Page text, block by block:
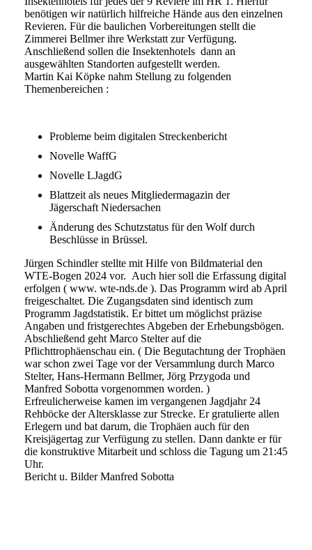
benötigen wir natürlich hilfreiche Hände aus den einzelnen
Revieren. Für die baulichen Vorbereitungen stellt die
Zimmerei Bellmer ihre Werkstatt zur Verfügung.
Anschließend sollen die Insektenhotels dann an
ausgewählten Standorten aufgestellt werden.
Martin Kai Köpke nahm Stellung zu folgenden
Themenbereichen :
Probleme beim digitalen Streckenbericht
Novelle WaffG
Novelle LJagdG
Blattzeit als neues Mitgliedermagazin der
Jägerschaft Niedersachen
Änderung des Schutzstatus für den Wolf durch
Beschlüsse in Brüssel.
Jürgen Schindler stellte mit Hilfe von Bildmaterial den
WTE-Bogen 2024 vor. Auch hier soll die Erfassung digital
erfolgen ( www. wte-nds.de ). Das Programm wird ab April
freigeschaltet. Die Zugangsdaten sind identisch zum
Programm Jagdstatistik. Er bittet um möglichst präzise
Angaben und fristgerechtes Abgeben der Erhebungsbögen.
Abschließend geht Marco Stelter auf die
Pflichttrophäenschau ein. ( Die Begutachtung der Trophäen
war schon zwei Tage vor der Versammlung durch Marco
Stelter, Hans-Hermann Bellmer, Jörg Przygoda und
Manfred Sobotta vorgenommen worden. )
Erfreulicherweise kamen im vergangenen Jagdjahr 24
Rehböcke der Altersklasse zur Strecke. Er gratulierte allen
Erlegern und bat darum, die Trophäen auch für den
Kreisjägertag zur Verfügung zu stellen. Dann dankte er für
die konstruktive Mitarbeit und schloss die Tagung um 21:45
Uhr.
Bericht u. Bilder Manfred Sobotta